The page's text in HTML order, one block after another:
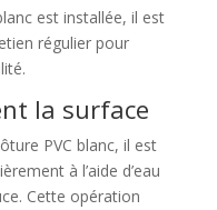
est installée, il est
régulier pour
la surface
PVC blanc, il est
à l’aide d’eau
Cette opération